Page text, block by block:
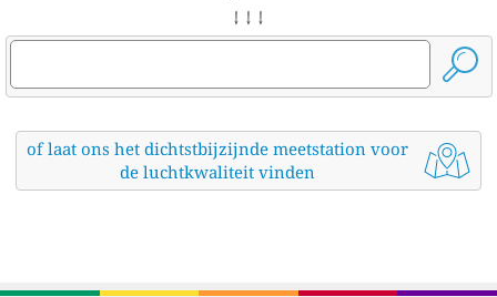
↓ ↓ ↓
of laat ons het dichtstbijzijnde meetstation voor
de luchtkwaliteit vinden